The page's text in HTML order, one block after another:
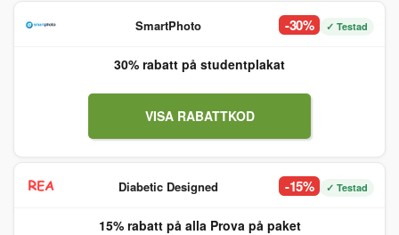
SmartPhoto -30% ✓ Testad
30% rabatt på studentplakat
VISA RABATTKOD
Diabetic Designed -15% ✓ Testad
15% rabatt på alla Prova på paket